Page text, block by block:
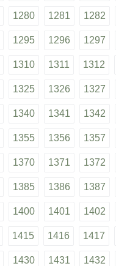
1280 1281 1282
1295 1296 1297
1310 1311 1312
1325 1326 1327
1340 1341 1342
1355 1356 1357
1370 1371 1372
1385 1386 1387
1400 1401 1402
1415 1416 1417
1430 1431 1432